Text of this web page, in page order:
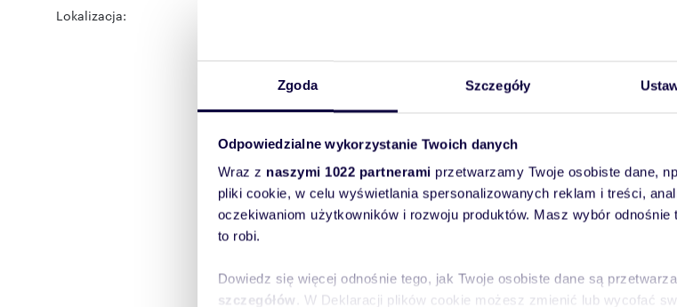
Zgoda Szczegóły
Odpowiedzialne wykorzystanie Twoich danych
Wraz z naszymi 1022 partnerami przetwarzamy Twoje osobiste dane,
pliki cookie, w celu wyświetlania spersonalizowanych reklam i treści,
oczekiwaniom użytkowników i rozwoju produktów. Masz wybór
to robi.
Dowiedz się więcej odnośnie tego, jak Twoje osobiste dane są
szczegółów . W Deklaracji plików cookie możesz zmienić lub wycofać
Lokalizacja: